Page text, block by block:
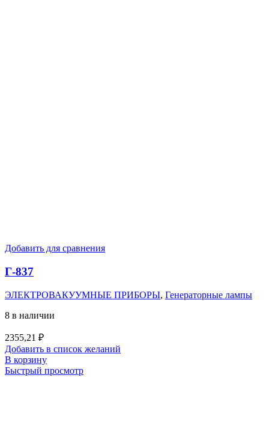
Добавить для сравнения
Г-837
ЭЛЕКТРОВАКУУМНЫЕ ПРИБОРЫ, Генераторные лампы
8 в наличии
2355,21 ₽
Добавить в список желаний
В корзину
Быстрый просмотр